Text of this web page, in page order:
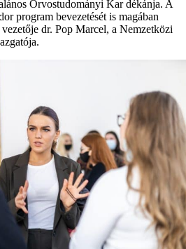
Orvostudományi Kar dékánja. A
program bevezetését is magában
dr. Pop Marcel, a Nemzetközi